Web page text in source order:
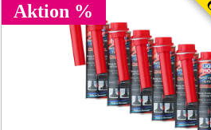
Aktion %